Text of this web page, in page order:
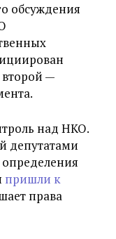
обсуждения
второй —
над НКО.
депутатами
определения
пришли к
права